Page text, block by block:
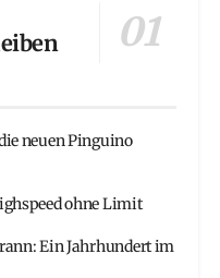
neuen Pinguino
ohne Limit
Ein Jahrhundert im